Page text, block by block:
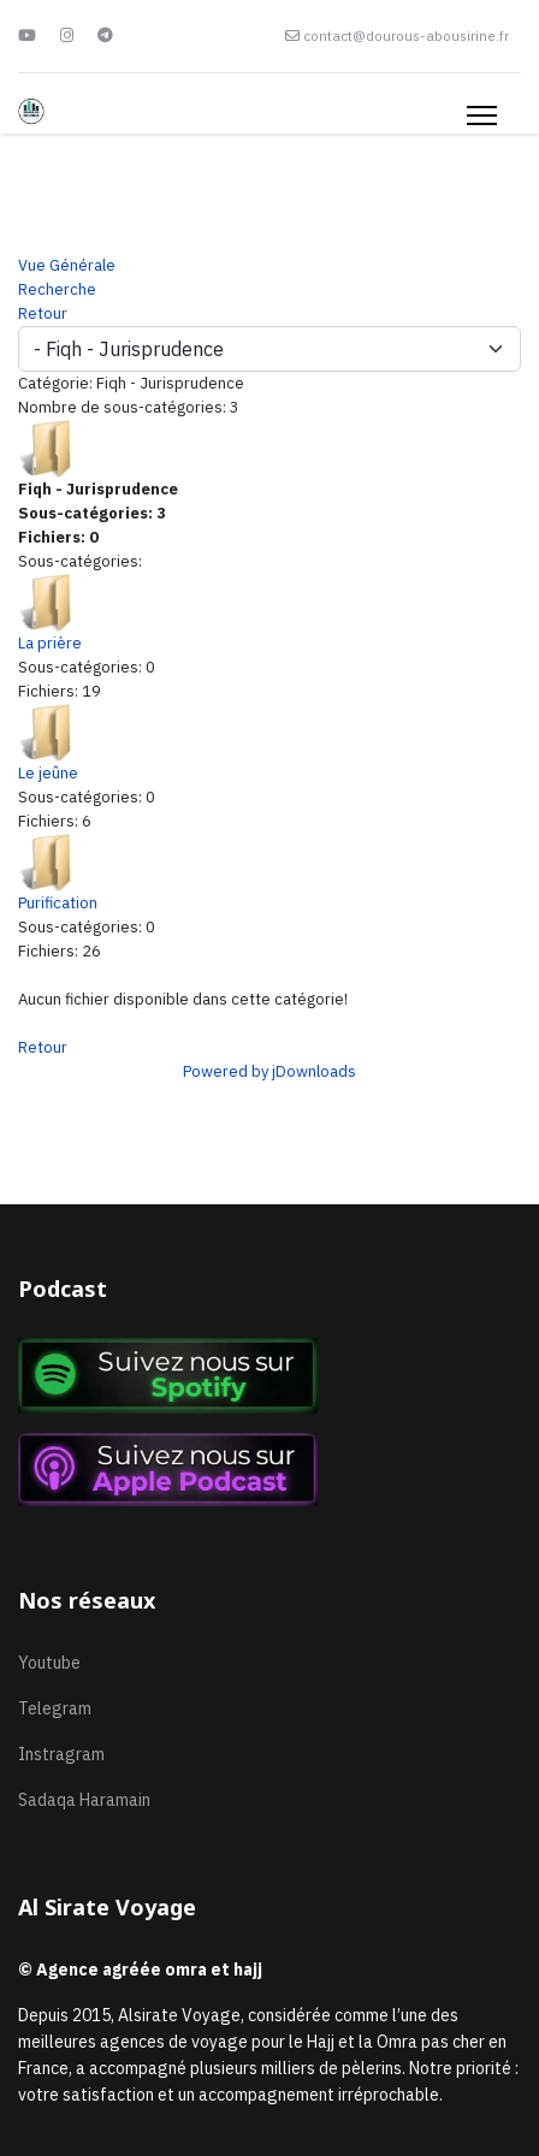
contact@dourous-abousirine.fr
Vue Générale
Recherche
Retour
Catégorie: Fiqh - Jurisprudence
Nombre de sous-catégories: 3
Fiqh - Jurisprudence
Sous-catégories: 3
Fichiers: 0
Sous-catégories:
La prière
Sous-catégories: 0
Fichiers: 19
Le jeûne
Sous-catégories: 0
Fichiers: 6
Purification
Sous-catégories: 0
Fichiers: 26
Aucun fichier disponible dans cette catégorie!
Retour
Powered by jDownloads
Podcast
Nos réseaux
Youtube
Telegram
Instragram
Sadaqa Haramain
Al Sirate Voyage
© Agence agréée omra et hajj
Depuis 2015, Alsirate Voyage, considérée comme l’une des
meilleures agences de voyage pour le Hajj et la Omra pas cher en
France, a accompagné plusieurs milliers de pèlerins. Notre priorité :
votre satisfaction et un accompagnement irréprochable.